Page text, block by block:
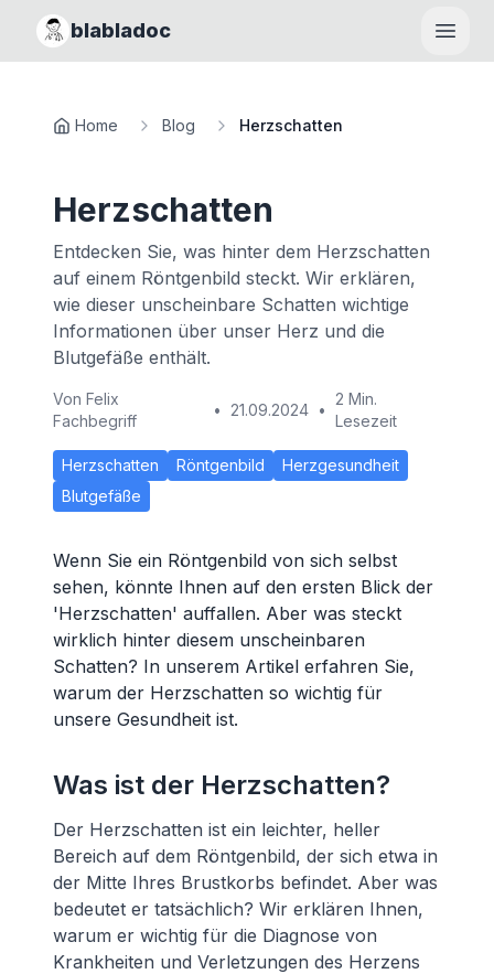
blabladoc
Home Blog Herzschatten
Herzschatten
Entdecken Sie, was hinter dem Herzschatten
auf einem Röntgenbild steckt. Wir erklären,
wie dieser unscheinbare Schatten wichtige
Informationen über unser Herz und die
Blutgefäße enthält.
Von Felix
Fachbegriff
• 21.09.2024 •
2 Min.
Lesezeit
Herzschatten Röntgenbild
Herzgesundheit
Blutgefäße
Wenn Sie ein Röntgenbild von sich selbst
sehen, könnte Ihnen auf den ersten Blick der
'Herzschatten' auffallen. Aber was steckt
wirklich hinter diesem unscheinbaren
Schatten? In unserem Artikel erfahren Sie,
warum der Herzschatten so wichtig für
unsere Gesundheit ist.
Was ist der Herzschatten?
Der Herzschatten ist ein leichter, heller
Bereich auf dem Röntgenbild, der sich etwa in
der Mitte Ihres Brustkorbs befindet. Aber was
bedeutet er tatsächlich? Wir erklären Ihnen,
warum er wichtig für die Diagnose von
Krankheiten und Verletzungen des Herzens